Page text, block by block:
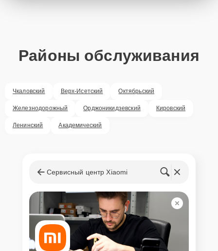
Районы обслуживания
Чкаловский Верх-Исетский Октябрьский
Железнодорожный Орджоникидзевский Кировский
Ленинский Академический
Сервисный центр Xiaomi